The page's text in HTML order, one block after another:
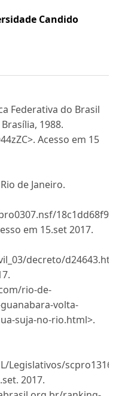
Candido
Federativa do Brasil
1988.
Acesso em 15
de Janeiro.
em 15.set 2017.
decreto/
rio-de-
volta-
suja-no-rio.html>.
2017.